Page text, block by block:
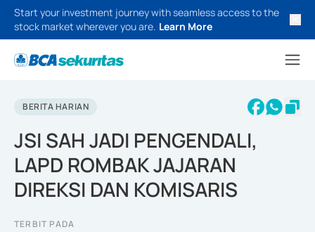
Start your investment journey with seamless access to the
stock market wherever you are. Learn More
BERITA HARIAN
JSI SAH JADI PENGENDALI,
LAPD ROMBAK JAJARAN
DIREKSI DAN KOMISARIS
TERBIT PADA